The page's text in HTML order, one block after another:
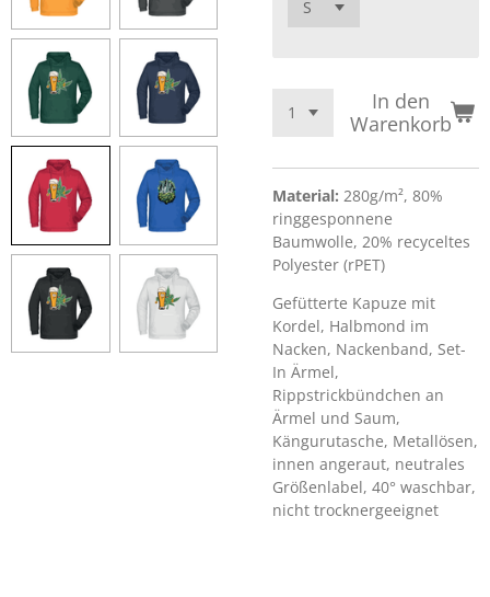
In den
Warenkorb
Material: 280g/m², 80%
ringgesponnene
Baumwolle, 20% recyceltes
Polyester (rPET)
Gefütterte Kapuze mit
Kordel, Halbmond im
Nacken, Nackenband, Set-
In Ärmel,
Rippstrickbündchen an
Ärmel und Saum,
Kängurutasche, Metallösen,
innen angeraut, neutrales
Größenlabel, 40° waschbar,
nicht trocknergeeignet